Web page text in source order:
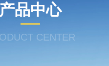
产品中心
CENTER